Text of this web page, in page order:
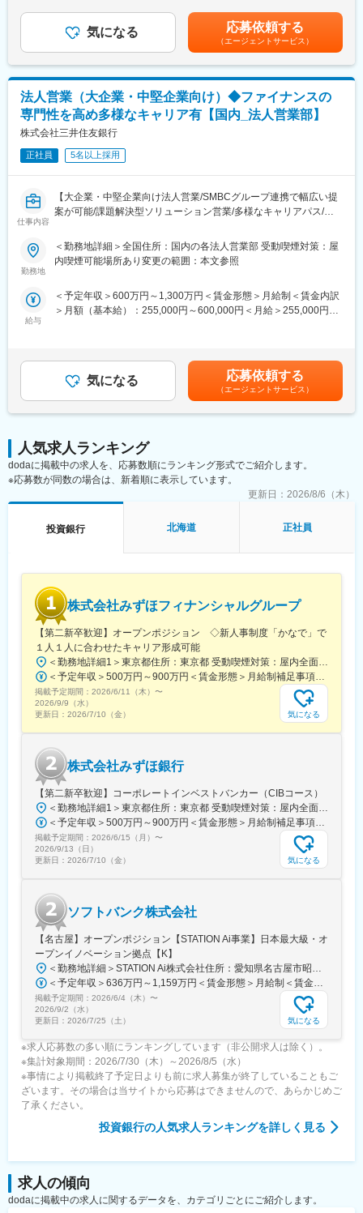
■就業環境
オープンなオフィスやテレワーク・シェアオフィス等、柔軟な働
です。
■想定されるキャリアパス
営業フロントを経験後、本人希望や適性を考慮しつつ、法人営業
領域を中心に幅広いキャリア形成が可能です。他部門での経験も
積めます。
■企業の特徴/魅力
国内有数の機関投資家として金融と実業の両輪を活かし、他行と
一線を画す提案力と成長機会を提供します。社会的意義とやりが
変更の範囲：会社の定める業務
件ソーシング
・リスクリターン分析、案件の条件交渉、デューデリジェンスの
ーダー案件のフロント業務
・最新トレンドの再生可能エネルギーやデータセンター等の案件
も担当
■扱うサービス
グローバルなアセットクラス、メガバンク同等の幅広い商品群を
担当し、スケールの大きな取組みに携われます。
■組織構成
本店フロント10名規模、海外拠点は現地3～5名体制。年次に関わ
■業務の魅力
が可能。海外拠点での現地フロント業務も経験できます。
■就業環境
在宅勤務も柔軟に可能で、ワークライフバランスを重視した働き
■想定されるキャリアパス
本店・海外拠点でのファイナンス業務、審査・リーガル・市場関
連他部署・グループ会社での経験等、多様なキャリア形成が可能
です。
安定した資金力とグローバルな展開力を背景に、未来志向の金融
記年収は残業代を含みません※前職・スキル・経験等を考慮の上決
定します賃金はあくまでも目安の金額であり、選考を通じて上下
する可能性があります。月給(月額)は固定手当を含めた表記です。
気になる 応募依頼する
（エージェントサービス）
法人営業（大企業・中堅企業向け）◆ファイナンスの
専門性を高め多様なキャリア有【国内_法人営業部】
株式会社三井住友銀行
正社員 5名以上採用
仕事内容
【大企業・中堅企業向け法人営業/SMBCグループ連携で幅広い提
案が可能/課題解決型ソリューション営業/多様なキャリアパス/収
■業務内容：
・深い顧客理解、事業分析等を通じて、コーポレートファイナン
スやSMBCグループと連携した幅広いソリューションを提供する
装頂き、SMBCグループのリレーションシップマネージャーとし
て法人営業に携わって頂きます。
【変更の範囲：当行の定める業務】
ご本人の業務経験や希望等に応じて、プロダクト部署（コーポレ
ートファイナンスを所管するファイナンシャル・ソリューション
本部部署）等での国内法人営業部サポートや、法人エリア（21拠
点）での中小企業（主には年商30億円未満）に対する法人営業に
従事頂く場合もございます。
■想定されるキャリアパス：
・国内法人営業（大/中堅/中小企業・ベンチャー企業・不動産・企
業再生 等）
・国内法人取引関連の本部（ストラクチャードファイナンス・
M&A・事業承継・デジタルソリューション・サステナ関連ビジネ
ス 等）
・国内法人取引企画
変更の範囲：会社の定める業務
勤務地
＜勤務地詳細＞全国住所：国内の各法人営業部 受動喫煙対策：屋
内喫煙可能場所あり変更の範囲：本文参照
給与
＜予定年収＞600万円～1,300万円＜賃金形態＞月給制＜賃金内訳
＞月額（基本給）：255,000円～600,000円＜月給＞255,000円～
り、選考を通じて上下する可能性があります。月給(月額)は固定手
当を含めた表記です。
気になる 応募依頼する
（エージェントサービス）
人気求人ランキング
dodaに掲載中の求人を、応募数順にランキング形式でご紹介します。
※応募数が同数の場合は、新着順に表示しています。
更新日： 2026/8/6（木）
投資銀行 北海道 正社員
株式会社みずほフィナンシャルグループ
【第二新卒歓迎】オープンポジション ◇新人事制度「かなで」で
１人１人に合わせたキャリア形成可能
＜勤務地詳細1＞東京都住所：東京都 受動喫煙対策：屋内全面禁煙＜勤務地詳細2＞大阪府住所：大阪府 受動喫煙対策：敷地内喫煙可能場所あり変更の範囲：会社の定める事業所（リモートワーク含む）
＜予定年収＞500万円～900万円＜賃金形態＞月給制補足事項なし＜賃金内訳＞月額（基本給）：287,500円～435,000円＜月給＞287,500円～435,000円＜昇給有無＞有＜残業手当＞有＜給与補足＞※上記はあくまで目安であり、給与詳細は経験、前職の年収、同行基準テーブルを考慮の上決定します。賃金はあくまでも目安の金額であり、選考を通じて上下する可能性があります。月給(月額)は固定手当を含めた表記です。
掲載予定期間： 2026/6/11（木） 〜
2026/9/9（水）
更新日： 2026/7/10（金） 気になる
株式会社みずほ銀行
【第二新卒歓迎】コーポレートインベストバンカー（CIBコース）
＜勤務地詳細1＞東京都住所：東京都 受動喫煙対策：屋内全面禁煙＜勤務地詳細2＞大阪府住所：大阪府 受動喫煙対策：屋内全面禁煙変更の範囲：会社の定める事業所（リモートワーク含む）
＜予定年収＞500万円～900万円＜賃金形態＞月給制補足事項なし＜賃金内訳＞月額（基本給）：287,500円～435,000円＜月給＞287,500円～435,000円＜昇給有無＞有＜残業手当＞有＜給与補足＞※上記はあくまで目安であり、給与詳細は経験、前職の年収、同行基準テーブルを考慮の上決定します。賃金はあくまでも目安の金額であり、選考を通じて上下する可能性があります。月給(月額)は固定手当を含めた表記です。
掲載予定期間： 2026/6/15（月） 〜
2026/9/13（日）
更新日： 2026/7/10（金） 気になる
ソフトバンク株式会社
【名古屋】オープンポジション【STATION Ai事業】日本最大級・オ
ープンイノベーション拠点【K】
＜勤務地詳細＞STATION Ai株式会社住所：愛知県名古屋市昭和区鶴舞1丁目2番32号 勤務地最寄駅：JR線／鶴舞駅受動喫煙対策：屋内全面禁煙変更の範囲：本社および国内外の支社、営業所、グループ内外の出向先事業所（テレワークを行う場所を含む）
＜予定年収＞636万円～1,159万円＜賃金形態＞月給制＜賃金内訳＞月額（基本給）：296,000円～545,000円その他固定手当/月：4,000円＜月給＞300,000円～549,000円＜昇給有無＞有＜残業手当＞有＜給与補足＞※上記「その他固定手当」は「WorkStyle支援金」として支給※上記月給とは別途等級により自己成長支援金[10,000円]あり※賞与、特別加算賞与は会社業績、個人別評価に応じて変動します賃金はあくまでも目安の金額であり、選考を通じて上下する可能性があります。月給(月額)は固定手当を含めた表記です。
掲載予定期間： 2026/6/4（木） 〜
2026/9/2（水）
更新日： 2026/7/25（土） 気になる
※求人応募数の多い順にランキングしています（非公開求人は除く）。
※集計対象期間：2026/7/30（木）～2026/8/5（水）
※事情により掲載終了予定日よりも前に求人募集が終了していることもご
ざいます。その場合は当サイトから応募はできませんので、あらかじめご
了承ください。
投資銀行の人気求人ランキングを詳しく見る
求人の傾向
dodaに掲載中の求人に関するデータを、カテゴリごとにご紹介します。